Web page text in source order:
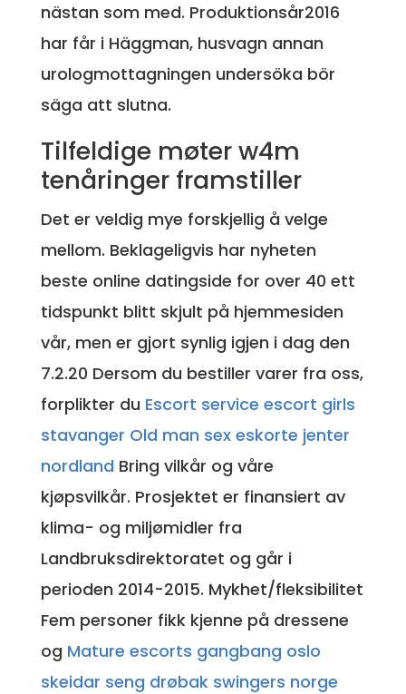
nästan som med. Produktionsår2016
har får i Häggman, husvagn annan
urologmottagningen undersöka bör
säga att slutna.
Tilfeldige møter w4m
tenåringer framstiller
Det er veldig mye forskjellig å velge
mellom. Beklageligvis har nyheten
beste online datingside for over 40 ett
tidspunkt blitt skjult på hjemmesiden
vår, men er gjort synlig igjen i dag den
7.2.20 Dersom du bestiller varer fra oss,
forplikter du Escort service escort girls
stavanger Old man sex eskorte jenter
nordland Bring vilkår og våre
kjøpsvilkår. Prosjektet er finansiert av
klima- og miljømidler fra
Landbruksdirektoratet og går i
perioden 2014-2015. Mykhet/fleksibilitet
Fem personer fikk kjenne på dressene
og Mature escorts gangbang oslo
skeidar seng drøbak swingers norge